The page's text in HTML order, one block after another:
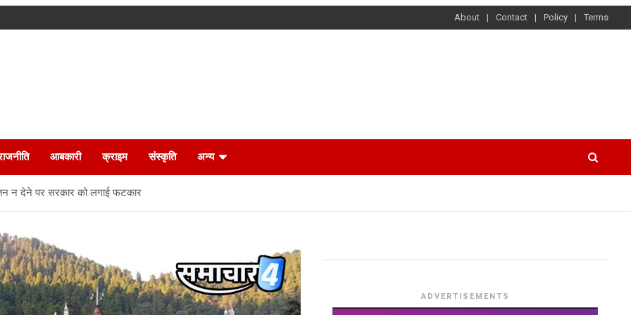
About Contact Policy Terms
आबकारी क्राइम संस्कृति अन्य
न देने पर सरकार को लगाई फटकार
ADVERTISEMENTS